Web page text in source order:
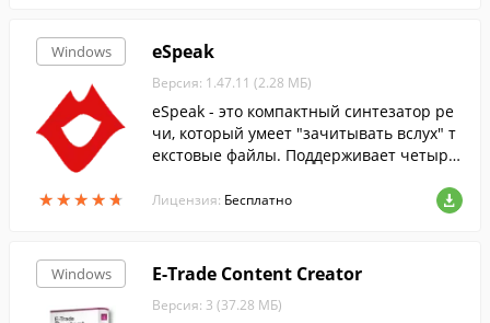
Windows
★★★★★
★★★★★
eSpeak
Версия: 1.47.11 (2.28 МБ)
eSpeak - это компактный синтезатор ре
чи, который умеет "зачитывать вслух" т
екстовые файлы. Поддерживает четыре
рости, тона и громкости.
Лицензия: Бесплатно
Windows E-Trade Content Creator
Версия: 3 (37.28 МБ)